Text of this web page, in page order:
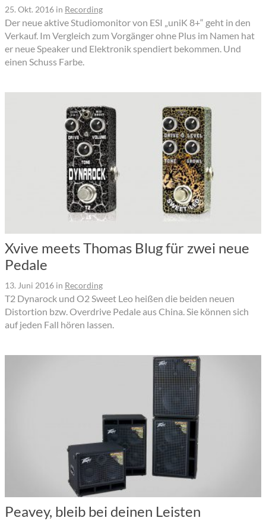
25. Okt. 2016 in Recording
Der neue aktive Studiomonitor von ESI „uniK 8+“ geht in den
Verkauf. Im Vergleich zum Vorgänger ohne Plus im Namen hat
er neue Speaker und Elektronik spendiert bekommen. Und
einen Schuss Farbe.
Xvive meets Thomas Blug für zwei neue
Pedale
13. Juni 2016 in Recording
T2 Dynarock und O2 Sweet Leo heißen die beiden neuen
Distortion bzw. Overdrive Pedale aus China. Sie können sich
auf jeden Fall hören lassen.
Peavey, bleib bei deinen Leisten